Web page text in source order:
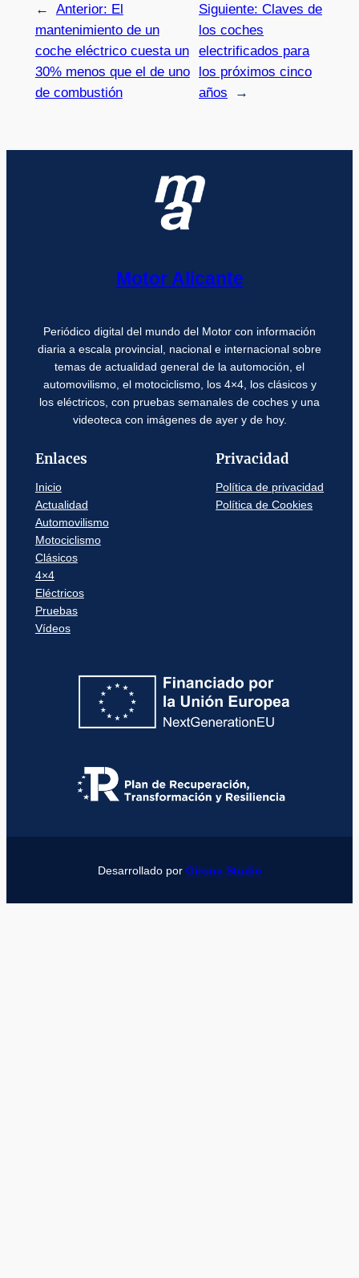
← Anterior: El
mantenimiento de un
coche eléctrico cuesta un
30% menos que el de uno
de combustión
Siguiente: Claves de
los coches
electrificados para
los próximos cinco
años
→
Motor Alicante
Periódico digital del mundo del Motor con información
diaria a escala provincial, nacional e internacional sobre
temas de actualidad general de la automoción, el
automovilismo, el motociclismo, los 4×4, los clásicos y
los eléctricos, con pruebas semanales de coches y una
videoteca con imágenes de ayer y de hoy.
Enlaces
Inicio
Actualidad
Automovilismo
Motociclismo
Clásicos
4×4
Eléctricos
Pruebas
Vídeos
Privacidad
Política de privacidad
Política de Cookies
Desarrollado por Girona Studio